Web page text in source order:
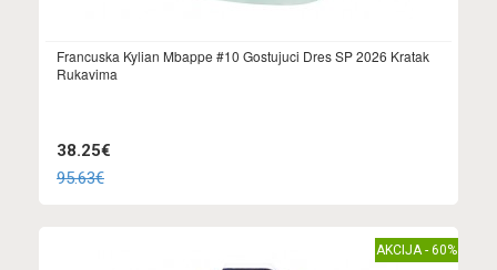
Francuska Kylian Mbappe #10 Gostujuci Dres SP 2026 Kratak
Rukavima
38.25€
95.63€
AKCIJA - 60%